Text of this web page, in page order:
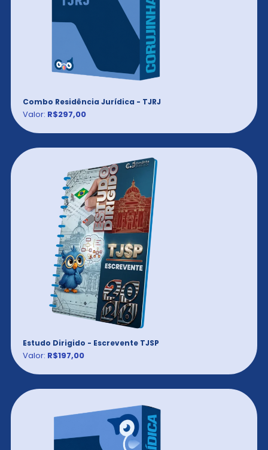
Combo Residência Jurídica - TJRJ
Valor: R$297,00
Estudo Dirigido - Escrevente TJSP
Valor: R$197,00